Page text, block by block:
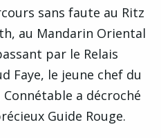
sans faute au Ritz
au Mandarin Oriental
par le Relais
Faye, le jeune chef du
a décroché
Guide Rouge.